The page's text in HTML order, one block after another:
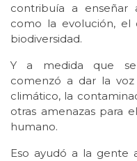
contribuía a enseñar
como la evolución, el
biodiversidad.
Y a medida que se
comenzó a dar la
climático, la
otras amenazas para
humano.
Eso ayudó a la gente